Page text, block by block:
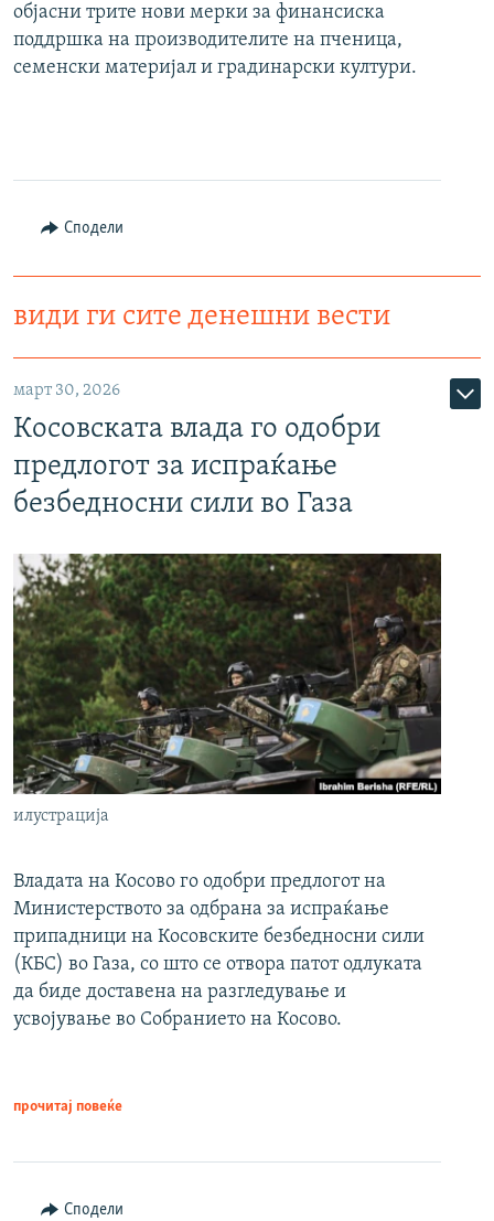
објасни трите нови мерки за финансиска
поддршка на производителите на пченица,
семенски материјал и градинарски култури.
Сподели
види ги сите денешни вести
март 30, 2026
Косовската влада го одобри
предлогот за испраќање
безбедносни сили во Газа
илустрација
Владата на Косово го одобри предлогот на
Министерството за одбрана за испраќање
припадници на Косовските безбедносни сили
(КБС) во Газа, со што се отвора патот одлуката
да биде доставена на разгледување и
усвојување во Собранието на Косово.
прочитај повеќе
Сподели